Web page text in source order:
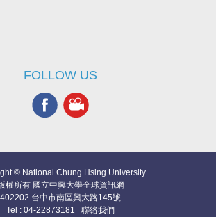
FOLLOW US
© National Chung Hsing University
權所有 國立中興大學全球資訊網
402202 台中市南區興大路145號
Tel : 04-22873181 聯絡我們